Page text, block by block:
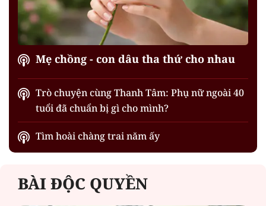
Mẹ chồng - con dâu tha thứ cho nhau
Trò chuyện cùng Thanh Tâm: Phụ nữ ngoài 40
tuổi đã chuẩn bị gì cho mình?
Tìm hoài chàng trai năm ấy
BÀI ĐỘC QUYỀN